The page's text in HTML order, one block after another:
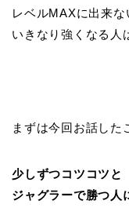
レベルMAXに出来な
いきなり強くなる人
まずは今回お話した
少しずつコツコツと
ジャグラーで勝つ